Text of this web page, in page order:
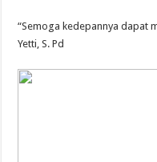
“Semoga kedepannya dapat
Yetti, S. Pd